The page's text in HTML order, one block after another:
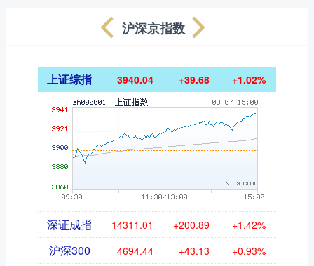
沪深京指数
上证综指 3940.04 +39.68 +1.02%
深证成指 14311.01 +200.89 +1.42%
沪深300 4694.44 +43.13 +0.93%